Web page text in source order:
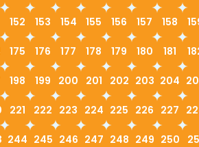
152 153 154 155 156 157 158
175 176 177 178 179 180 181
198 199 200 201 202 203 204
221 222 223 224 225 226 227
244 245 246 247 248 249 250